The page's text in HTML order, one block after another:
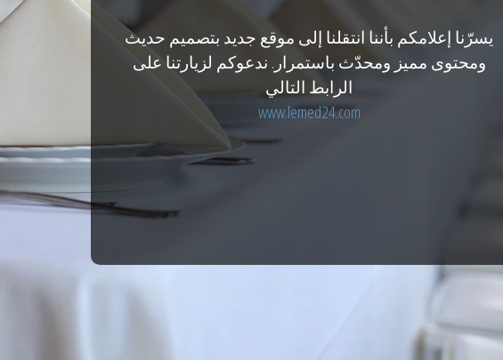
يسرّنا إعلامكم بأننا انتقلنا إلى موقع جديد بتصميم حديث
ومحتوى مميز ومحدّث باستمرار. ندعوكم لزيارتنا على
الرابط التالي
www.lemed24.com